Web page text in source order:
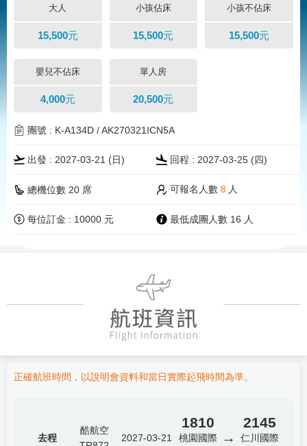
大人 小孩佔床 小孩不佔床
15,500元 15,500元 15,500元
嬰兒不佔床 單人房
4,000元 20,500元
團號 : K-A134D / AK270321ICN5A
出發 : 2027-03-21 (日) 回程 : 2027-03-25 (四)
總機位數 20 席 可報名人數8 人
每位訂金 : 10000 元 最低成團人數 16 人
正確航班時間，以說明會資料和當日實際起飛時間為準。
去程
酷航空
2027-03-21
1810
桃園國際
→
2145
仁川國際